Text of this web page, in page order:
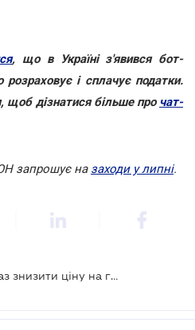
, що в Україні з'явився бот-
розраховує і сплачує податки.
щоб дізнатися більше про чат-
запрошує на заходи у липні.
Кабмін зобов’язав Нафтогаз знизити ціну на газ для населення в липні